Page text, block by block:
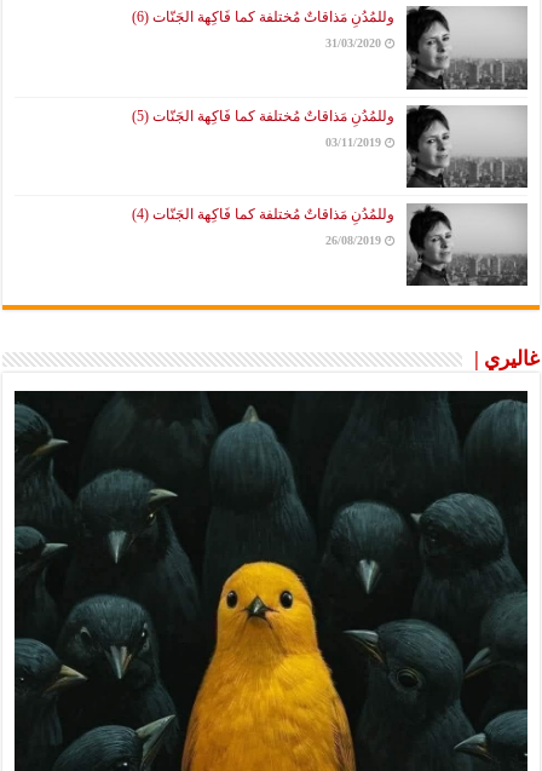
وللمُدُنِ مَذاقاتٌ مُختلفة كما فَاكِهة الجَنّات (6)
31/03/2020
وللمُدُنِ مَذاقاتٌ مُختلفة كما فَاكِهة الجَنّات (5)
03/11/2019
وللمُدُنِ مَذاقاتٌ مُختلفة كما فَاكِهة الجَنّات (4)
26/08/2019
غاليري |